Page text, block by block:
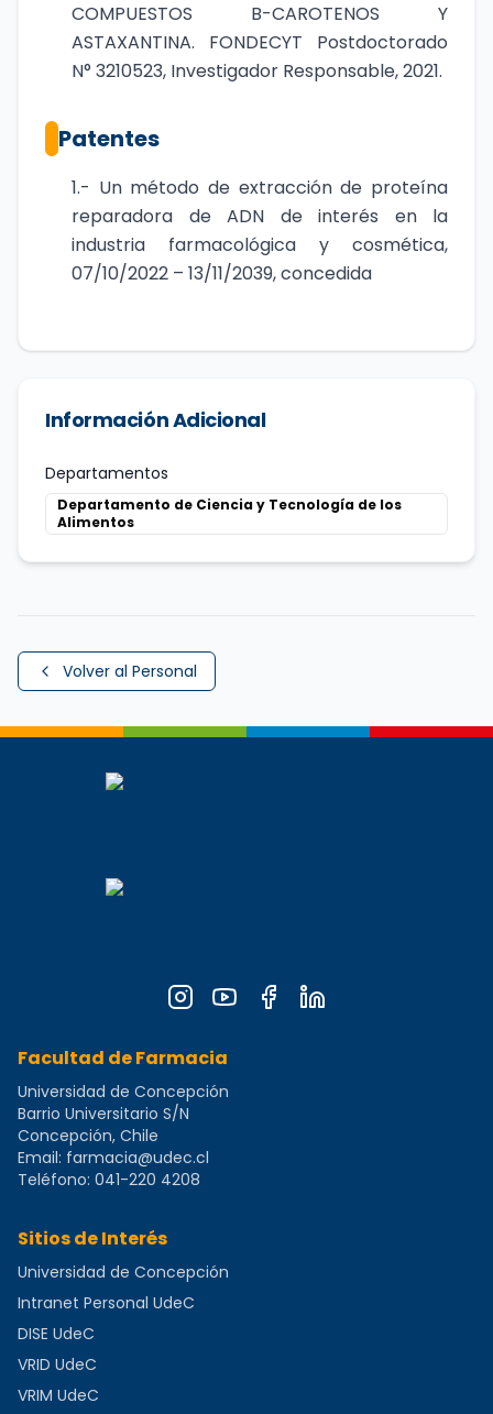
COMPUESTOS B-CAROTENOS Y
ASTAXANTINA. FONDECYT Postdoctorado
N° 3210523, Investigador Responsable, 2021.
Patentes
1.- Un método de extracción de proteína
reparadora de ADN de interés en la
industria farmacológica y cosmética,
07/10/2022 – 13/11/2039, concedida
Información Adicional
Departamentos
Departamento de Ciencia y Tecnología de los
Alimentos
Volver al Personal
Facultad de Farmacia
Universidad de Concepción
Barrio Universitario S/N
Concepción, Chile
Email: farmacia@udec.cl
Teléfono: 041-220 4208
Sitios de Interés
Universidad de Concepción
Intranet Personal UdeC
DISE UdeC
VRID UdeC
VRIM UdeC